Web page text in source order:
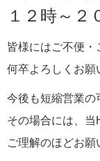
１２時～２
皆様にはご不便
何卒よろしくお願
今後も短縮営業の
その場合には、
ご理解のほどお願